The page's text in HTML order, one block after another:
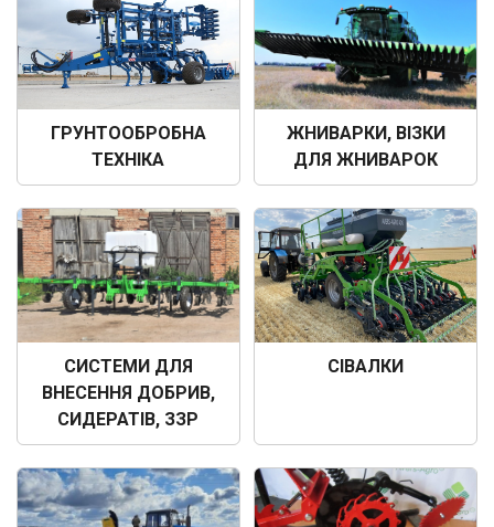
ГРУНТООБРОБНА
ТЕХНІКА
ЖНИВАРКИ, ВІЗКИ
ДЛЯ ЖНИВАРОК
СИСТЕМИ ДЛЯ
ВНЕСЕННЯ ДОБРИВ,
СИДЕРАТІВ, ЗЗР
СІВАЛКИ